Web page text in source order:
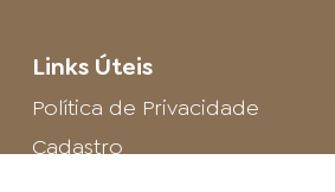
Links Úteis
Política de Privacidade
Cadastro